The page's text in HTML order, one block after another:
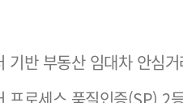
기반 부동산 임대차 안심